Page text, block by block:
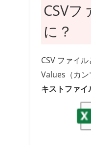
CSVフ
に？
CSV ファイ
Values（カン
キストファイ